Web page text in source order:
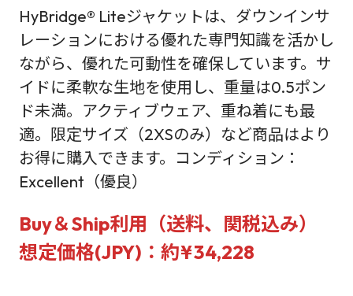
HyBridge® Liteジャケットは、ダウンインサ
レーションにおける優れた専門知識を活かし
ながら、優れた可動性を確保しています。サ
イドに柔軟な生地を使用し、重量は0.5ポン
ド未満。アクティブウェア、重ね着にも最
適。限定サイズ（2XSのみ）など商品はより
お得に購入できます。コンディション：
Excellent（優良）
Buy＆Ship利用（送料、関税込み）
想定価格(JPY)：約¥34,228